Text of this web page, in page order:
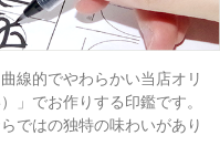
線的でやわらかい当店オリ
」でお作りする印鑑です。
ではの独特の味わいがあり